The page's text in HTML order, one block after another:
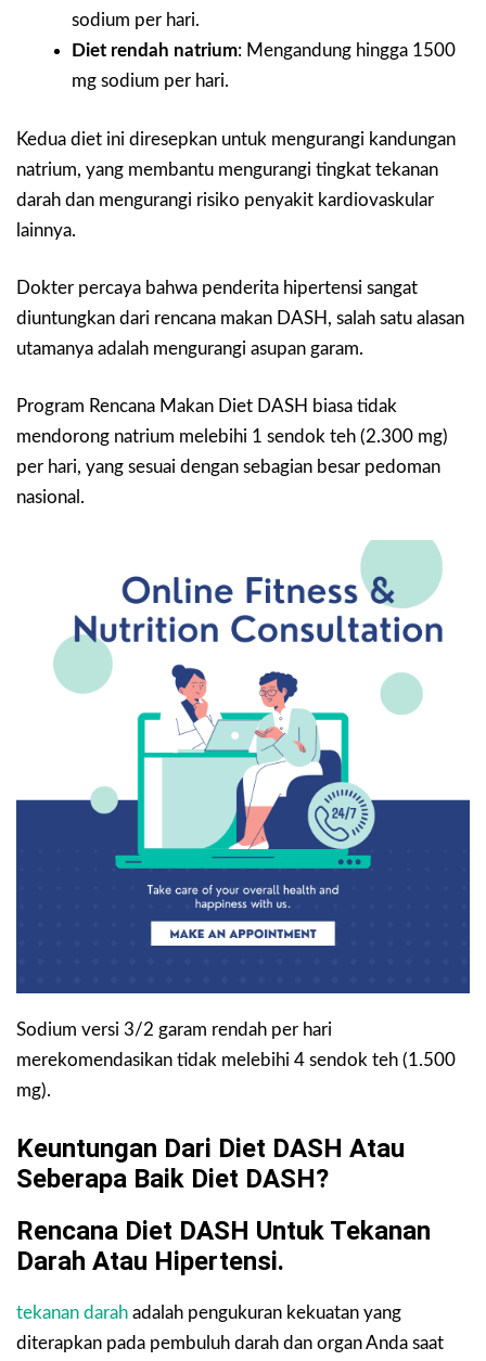
sodium per hari.
Diet rendah natrium: Mengandung hingga 1500
mg sodium per hari.
Kedua diet ini diresepkan untuk mengurangi kandungan
natrium, yang membantu mengurangi tingkat tekanan
darah dan mengurangi risiko penyakit kardiovaskular
lainnya.
Dokter percaya bahwa penderita hipertensi sangat
diuntungkan dari rencana makan DASH, salah satu alasan
utamanya adalah mengurangi asupan garam.
Program Rencana Makan Diet DASH biasa tidak
mendorong natrium melebihi 1 sendok teh (2.300 mg)
per hari, yang sesuai dengan sebagian besar pedoman
nasional.
Sodium versi 3/2 garam rendah per hari
merekomendasikan tidak melebihi 4 sendok teh (1.500
mg).
Keuntungan Dari Diet DASH Atau
Seberapa Baik Diet DASH?
Rencana Diet DASH Untuk Tekanan
Darah Atau Hipertensi.
tekanan darah adalah pengukuran kekuatan yang
diterapkan pada pembuluh darah dan organ Anda saat